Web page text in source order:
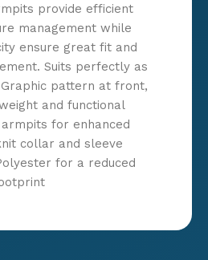
provide efficient
management while
ensure great fit and
Suits perfectly as
pattern at front,
and functional
for enhanced
collar and sleeve
for a reduced